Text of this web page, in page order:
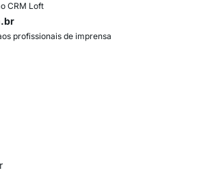
CRM Loft
profissionais de imprensa